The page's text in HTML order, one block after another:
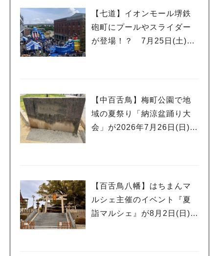
【七道】イオンモール堺鉄
砲町にプールやスライダー
が登場！？ 7月25日(土)～
【中百舌鳥】梅町公園で地
域の夏祭り「納涼盆踊り大
会」が2026年7月26日(日)に
【百舌鳥八幡】はちまんマ
ルシェ主催のイベント『夏
詣マルシェ』が8月2日(日)に
人気のキーワード
#泉ヶ丘駅#栂・美木多駅 #光明池駅 #なかもず駅#深井駅#ランチ
#あなたはどっち？